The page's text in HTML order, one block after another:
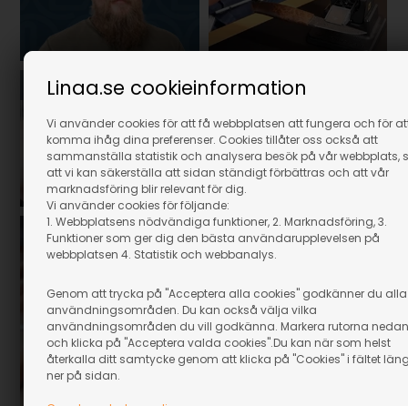
Linaa.se cookieinformation
Vi använder cookies för att få webbplatsen att fungera och för
komma ihåg dina preferenser. Cookies tillåter oss också att
sammanställa statistik och analysera besök på vår webbplats,
att vi kan säkerställa att sidan ständigt förbättras och att vår
marknadsföring blir relevant för dig.
Vi använder cookies för följande:
1. Webbplatsens nödvändiga funktioner, 2. Marknadsföring, 3.
Funktioner som ger dig den bästa användarupplevelsen på
webbplatsen 4. Statistik och webbanalys.
Genom att trycka på "Acceptera alla cookies" godkänner du alla
användningsområden. Du kan också välja vilka
användningsområden du vill godkänna. Markera rutorna nedan
och klicka på "Acceptera valda cookies".Du kan när som helst
återkalla ditt samtycke genom att klicka på "Cookies" i fältet
ner på sidan.
Snidartekniker Idéer till snideri
Presentidé till snidaren